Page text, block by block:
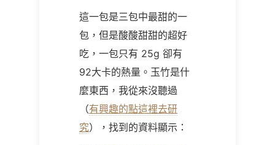
這一包是三包中最甜的一
包，但是酸酸甜甜的超好
吃，一包只有 25g 卻有
92大卡的熱量。玉竹是什
麼東西，我從來沒聽過
（有興趣的點這裡去研
究），找到的資料顯示：